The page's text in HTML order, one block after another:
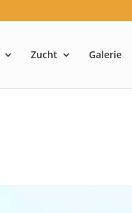
Zucht Galerie